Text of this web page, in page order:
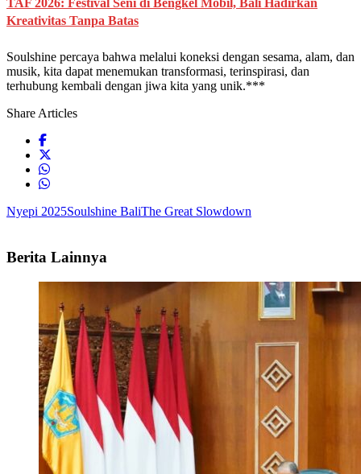
TAF 2026: Festival Seni di Bengkel Mobil, Bali Hadirkan
Kreativitas Tanpa Batas
Soulshine percaya bahwa melalui koneksi dengan sesama, alam, dan
musik, kita dapat menemukan transformasi, terinspirasi, dan
terhubung kembali dengan jiwa kita yang unik.***
Share Articles
Nyepi 2025Soulshine BaliThe Great Slowdown
Berita Lainnya